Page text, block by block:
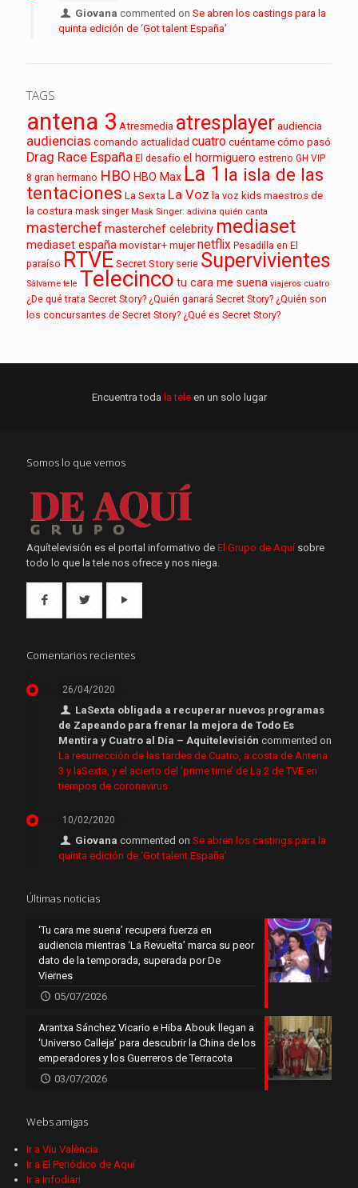
Giovana commented onSe abren los castings para la
quinta edición de ‘Got talent España’
TAGS
antena 3 Atresmedia atresplayeraudiencia
audiencias comando actualidad cuatrocuéntame cómo pasó
Drag Race España El desafío el hormiguero estreno GH VIP
8 gran hermano HBO HBO Max La 1 la isla de las
tentaciones La Sexta La Voz la voz kids maestros de
la costura mask singer Mask Singer: adivina quién canta
masterchef masterchef celebrity mediaset
mediaset españamovistar+ mujer netflix Pesadilla en El
paraíso RTVE Secret Story serie Supervivientes
Sálvame tele Telecinco tu cara me suena viajeros cuatro
¿De qué trata Secret Story? ¿Quién ganará Secret Story? ¿Quién son
los concursantes de Secret Story? ¿Qué es Secret Story?
Encuentra toda la tele en un solo lugar
Somos lo que vemos
Aquítelevisión es el portal informativo de El Grupo de Aquí sobre
todo lo que la tele nos ofrece y nos niega.
Comentarios recientes
26/04/2020
LaSexta obligada a recuperar nuevos programas
de Zapeando para frenar la mejora de Todo Es
Mentira y Cuatro al Día – Aquitelevisión commented on
La resurrección de las tardes de Cuatro, a costa de Antena
3 y laSexta, y el acierto del ‘prime time’ de La 2 de TVE en
tiempos de coronavirus
10/02/2020
Giovana commented onSe abren los castings para la
quinta edición de ‘Got talent España’
Últimas noticias
‘Tu cara me suena’ recupera fuerza en
audiencia mientras ‘La Revuelta’ marca su peor
dato de la temporada, superada por De
Viernes
05/07/2026
Arantxa Sánchez Vicario e Hiba Abouk llegan a
‘Universo Calleja’ para descubrir la China de los
emperadores y los Guerreros de Terracota
03/07/2026
Webs amigas
Ir a Viu València
Ir a El Periódico de Aquí
Ir a Infodiari